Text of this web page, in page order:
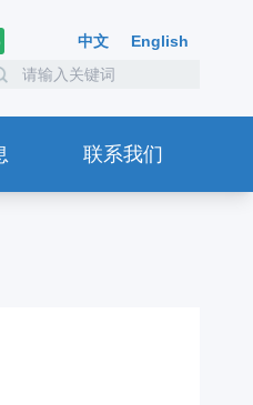
中文 English
联系我们